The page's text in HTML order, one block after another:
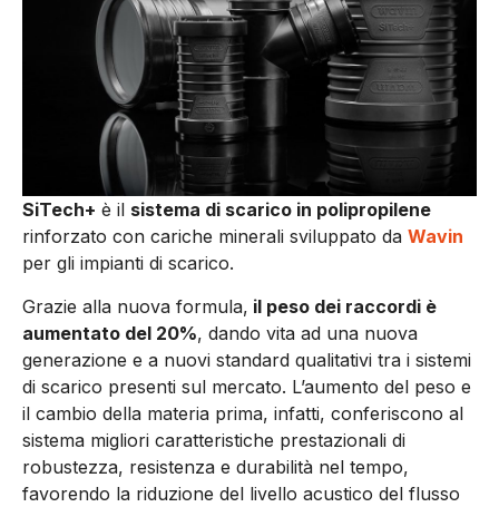
SiTech+ è il sistema di scarico in polipropilene
rinforzato con cariche minerali sviluppato da Wavin
per gli impianti di scarico.
Grazie alla nuova formula, il peso dei raccordi è
aumentato del 20%, dando vita ad una nuova
generazione e a nuovi standard qualitativi tra i sistemi
di scarico presenti sul mercato. L’aumento del peso e
il cambio della materia prima, infatti, conferiscono al
sistema migliori caratteristiche prestazionali di
robustezza, resistenza e durabilità nel tempo,
favorendo la riduzione del livello acustico del flusso